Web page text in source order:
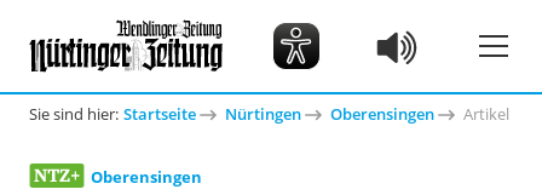
Sie sind hier: Startseite Nürtingen Oberensingen Artikel
Oberensingen